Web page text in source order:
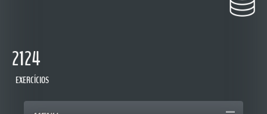
2124
EXERCÍCIOS